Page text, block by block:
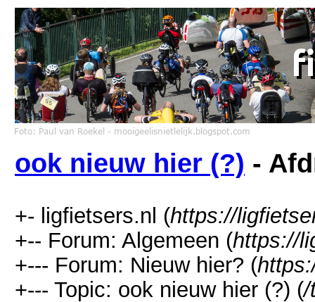
ook nieuw hier (?) -
+- ligfietsers.nl (https://
+-- Forum: Algemeen (https://
+--- Forum: Nieuw hier? (
+--- Topic: ook nieuw hier (?) (/